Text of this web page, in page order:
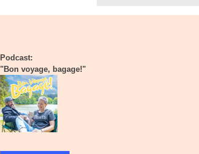
Podcast:
"Bon voyage, bagage!"